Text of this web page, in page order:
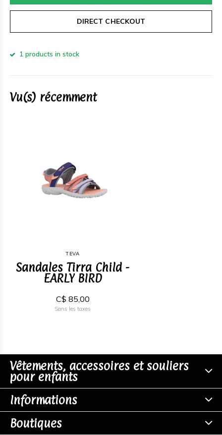
DIRECT CHECKOUT
1 products in stock
Vu(s) récemment
TEVA
Sandales Tirra Child -
EARLY BIRD
C$ 85,00
Sans les taxes
Vêtements, accessoires et souliers
pour enfants
Informations
Boutiques